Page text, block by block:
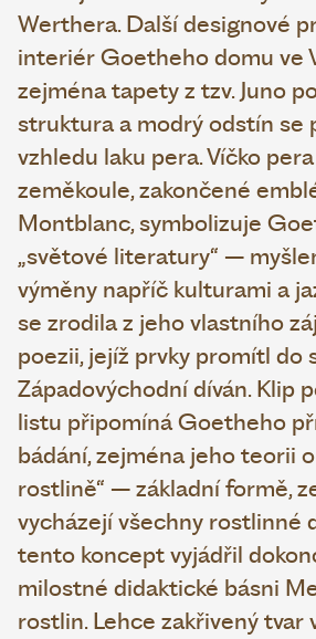
Werthera. Další designové
interiér Goetheho domu ve
zejména tapety z tzv. Juno
struktura a modrý odstín se
vzhledu laku pera. Víčko
zeměkoule, zakončené
Montblanc, symbolizuje
„světové literatury“ –
výměny napříč kulturami a
se zrodila z jeho vlastního
poezii, jejíž prvky promítl do
Západovýchodní díván. Klip
listu připomíná Goetheho
bádání, zejména jeho teorii
rostlině“ – základní formě,
vycházejí všechny rostlinné
tento koncept vyjádřil
milostné didaktické básni
rostlin. Lehce zakřivený tvar